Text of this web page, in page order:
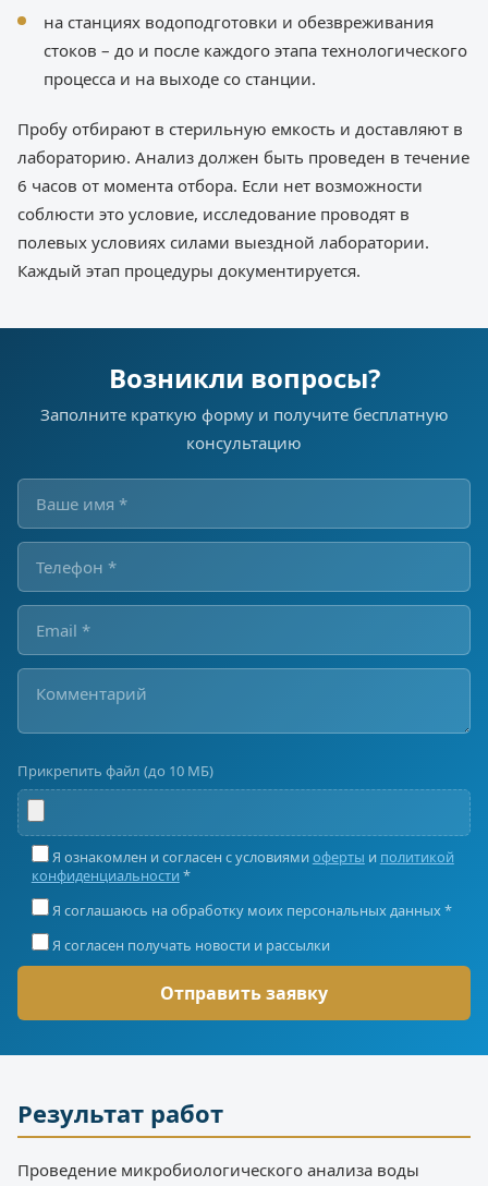
на станциях водоподготовки и обезвреживания
стоков – до и после каждого этапа технологического
процесса и на выходе со станции.
Пробу отбирают в стерильную емкость и доставляют в
лабораторию. Анализ должен быть проведен в течение
6 часов от момента отбора. Если нет возможности
соблюсти это условие, исследование проводят в
полевых условиях силами выездной лаборатории.
Каждый этап процедуры документируется.
Возникли вопросы?
Заполните краткую форму и получите бесплатную
консультацию
Прикрепить файл (до 10 МБ)
Я ознакомлен и согласен с условиями оферты и политикой
конфиденциальности *
Я соглашаюсь на обработку моих персональных данных *
Я согласен получать новости и рассылки
Результат работ
Проведение микробиологического анализа воды